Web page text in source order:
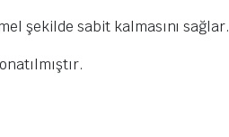
şekilde sabit kalmasını sağlar.